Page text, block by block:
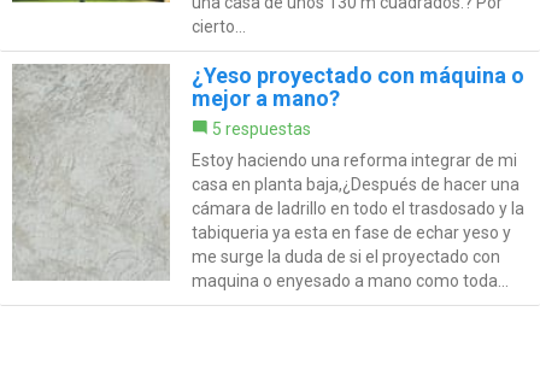
cierto...
¿Yeso proyectado con máquina o
mejor a mano?
5 respuestas
Estoy haciendo una reforma integrar de mi
casa en planta baja,¿Después de hacer una
cámara de ladrillo en todo el trasdosado y la
tabiqueria ya esta en fase de echar yeso y
me surge la duda de si el proyectado con
maquina o enyesado a mano como toda...